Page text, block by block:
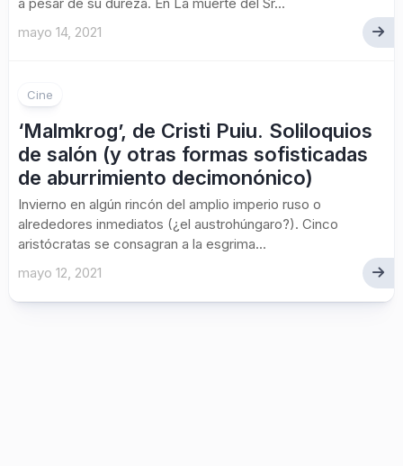
mayo 14, 2021
Cine
‘Malmkrog’, de Cristi Puiu. Soliloquios
de salón (y otras formas sofisticadas
de aburrimiento decimonónico)
Invierno en algún rincón del amplio imperio ruso o
alrededores inmediatos (¿el austrohúngaro?). Cinco
aristócratas se consagran a la esgrima...
mayo 12, 2021